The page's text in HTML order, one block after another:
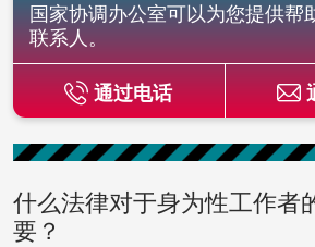
国家协调办公室可以为您提供帮
联系人。
通过电话
什么法律对于身为性工作者
要？